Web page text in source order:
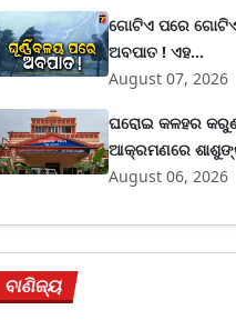
ଗୋଟିଏ ପରେ
ଅବପାତ ! ଏହ...
August 07, 2026
ଘରୋଇ କଳହର
ଆକ୍ରମଣରେ
August 06, 2026
ବାଣିଜ୍ୟ